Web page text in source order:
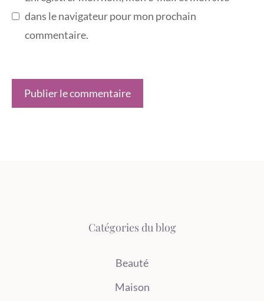
dans le navigateur pour mon prochain
commentaire.
Catégories du blog
Beauté
Maison